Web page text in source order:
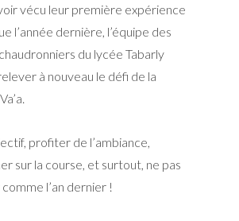
vécu leur première expérience
l’année dernière, l’équipe des
du lycée Tabarly
à nouveau le défi de la
profiter de l’ambiance,
sur la course, et surtout, ne pas
l’an dernier !